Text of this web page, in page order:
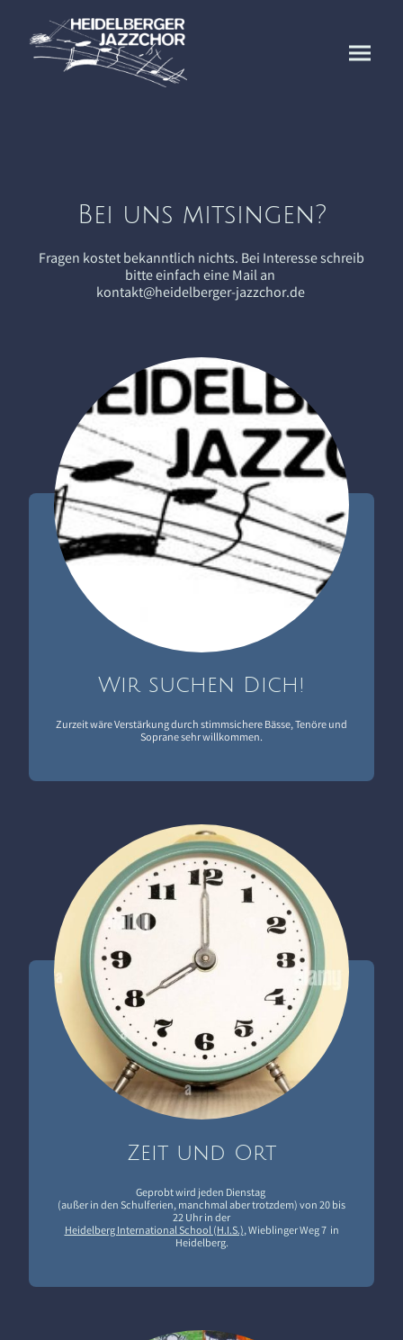
Bei uns mitsingen?
Fragen kostet bekanntlich nichts. Bei Interesse schreib
bitte einfach eine Mail an
kontakt@heidelberger-jazzchor.de
Wir suchen Dich!
Zurzeit wäre Verstärkung durch stimmsichere Bässe, Tenöre und
Soprane sehr willkommen.
Zeit und Ort
Geprobt wird jeden Dienstag
(außer in den Schulferien, manchmal aber trotzdem) von 20 bis
22 Uhr in der
Heidelberg International School (H.I.S.), Wieblinger Weg 7 in
Heidelberg.